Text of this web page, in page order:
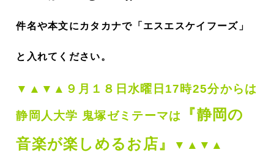
件名や本文にカタカナで「エスエスケイフーズ」
と入れてください。
▼▲▼▲９ 月１８ 日水曜日17時25分からは
静岡人大学 鬼塚ゼミ テーマは
『静岡の
音楽が楽しめるお店』
▼▲▼▲